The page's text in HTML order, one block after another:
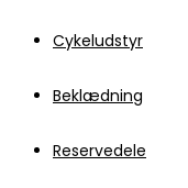
Cykeludstyr
Beklædning
Reservedele